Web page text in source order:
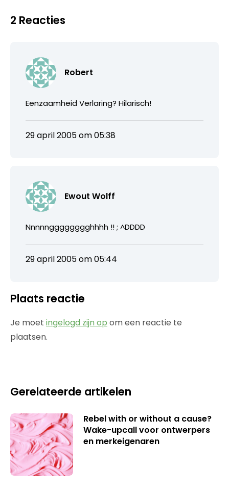
2 Reacties
Robert
Eenzaamheid Verlaring? Hilarisch!
29 april 2005 om 05:38
Ewout Wolff
Nnnnngggggggghhhh !! ; ^DDDD
29 april 2005 om 05:44
Plaats reactie
Je moet ingelogd zijn op om een reactie te
plaatsen.
Gerelateerde artikelen
Rebel with or without a cause?
Wake-upcall voor ontwerpers
en merkeigenaren